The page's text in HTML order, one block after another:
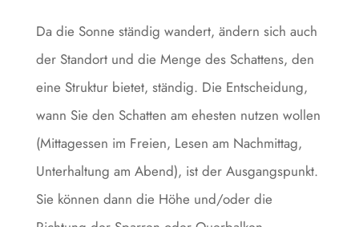
Da die Sonne ständig wandert, ändern sich auch
der Standort und die Menge des Schattens, den
eine Struktur bietet, ständig. Die Entscheidung,
wann Sie den Schatten am ehesten nutzen wollen
(Mittagessen im Freien, Lesen am Nachmittag,
Unterhaltung am Abend), ist der Ausgangspunkt.
Sie können dann die Höhe und/oder die